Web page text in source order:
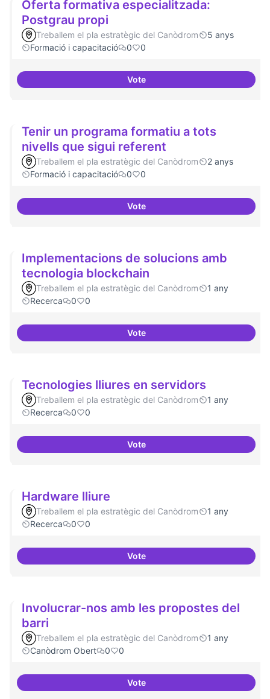
Oferta formativa especialitzada:
Postgrau propi
Treballem el pla estratègic del Canòdrom
5 anys
Formació i capacitació
0 0
VoteOferta formativa
Tenir un programa formatiu a tots
nivells que sigui referent
Treballem el pla estratègic del Canòdrom
2 anys
Formació i capacitació
0 0
VoteTenir un programa formatiu a
Implementacions de solucions amb
tecnologia blockchain
Treballem el pla estratègic del Canòdrom
1 any
Recerca
0 0
VoteImplementacions de solucions
Tecnologies lliures en servidors
Treballem el pla estratègic del Canòdrom
1 any
Recerca
0 0
VoteTecnologies lliures en servidors
Hardware lliure
Treballem el pla estratègic del Canòdrom
1 any
Recerca
0 0
VoteHardware lliure
Involucrar-nos amb les propostes del
barri
Treballem el pla estratègic del Canòdrom
1 any
Canòdrom Obert
0 0
VoteInvolucrar-nos amb les